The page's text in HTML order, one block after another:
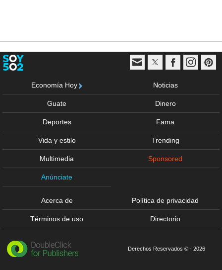
Economía Hoy Noticias
Guate Dinero
Deportes Fama
Vida y estilo Trending
Multimedia Sponsored
Anúnciate
Acerca de Política de privacidad
Términos de uso Directorio
Derechos Reservados © - 2026